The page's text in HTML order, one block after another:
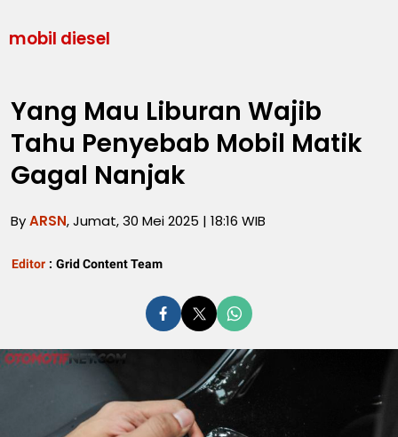
mobil diesel
Yang Mau Liburan Wajib
Tahu Penyebab Mobil Matik
Gagal Nanjak
ByARSN, Jumat, 30 Mei 2025 | 18:16 WIB
Editor : Grid Content Team